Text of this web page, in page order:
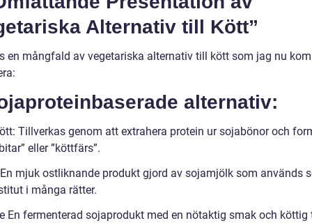
Alternativ till Kött”
en mångfald av vegetariska alternativ till kött som jag nu
alternativ:
Tillverkas genom att extrahera protein ur sojabönor och
eller ”köttfärs”.
mjuk ostliknande produkt gjord av sojamjölk som används
i många rätter.
En fermenterad sojaprodukt med en nötaktig smak och köttig